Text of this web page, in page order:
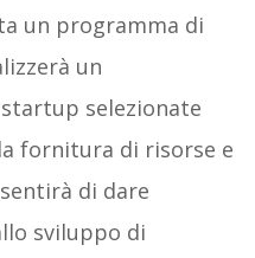
un programma di
un
selezionate
fornitura di risorse e
di dare
sviluppo di